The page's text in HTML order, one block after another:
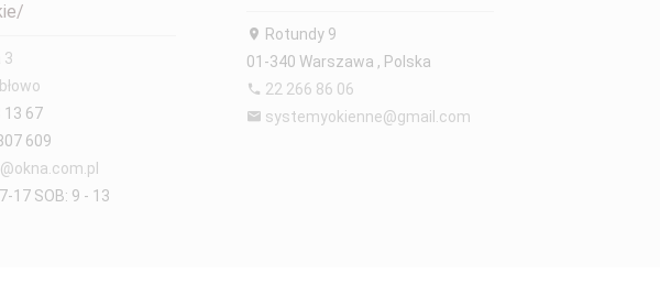
3
13 67
609
17 SOB: 9 - 13
Rotundy 9
01-340 Warszawa , Polska
22 266 86 06
systemyokienne@gmail.com